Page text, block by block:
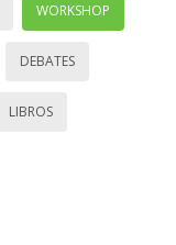
WORKSHOP
DEBATES
LIBROS